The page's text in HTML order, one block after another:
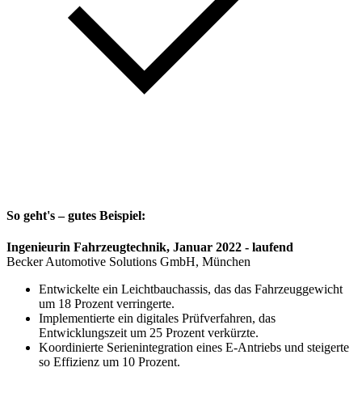
So geht's – gutes Beispiel:
Ingenieurin Fahrzeugtechnik, Januar 2022 - laufend
Becker Automotive Solutions GmbH, München
Entwickelte ein Leichtbauchassis, das das Fahrzeuggewicht
um 18 Prozent verringerte.
Implementierte ein digitales Prüfverfahren, das
Entwicklungszeit um 25 Prozent verkürzte.
Koordinierte Serienintegration eines E-Antriebs und steigerte
so Effizienz um 10 Prozent.